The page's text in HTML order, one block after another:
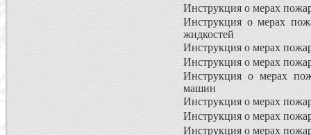
Инструкция о мерах
Инструкция о мерах
жидкостей
Инструкция о мерах
Инструкция о мерах
Инструкция о мерах
машин
Инструкция о мерах
Инструкция о мерах
Инструкция о мерах